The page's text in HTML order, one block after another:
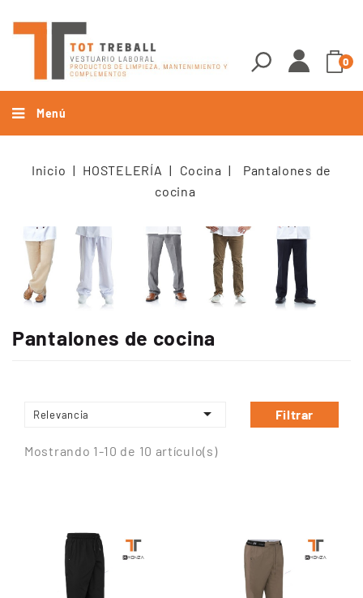
0
Menú
Inicio HOSTELERÍA Cocina
Pantalones de
cocina
Pantalones de cocina
Relevancia  Filtrar
Mostrando 1-10 de 10 artículo(s)